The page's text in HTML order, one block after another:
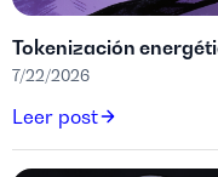
Tokenización
7/22/2026
Leer post